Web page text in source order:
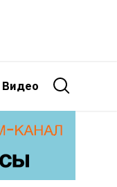
Видео